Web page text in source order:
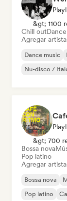
&gt; 1100
Chill out
Agregar
Dance music
Nu-disco /
&gt; 700
Bossa nova
Pop latino
Agregar
Bossa nova
Pop latino